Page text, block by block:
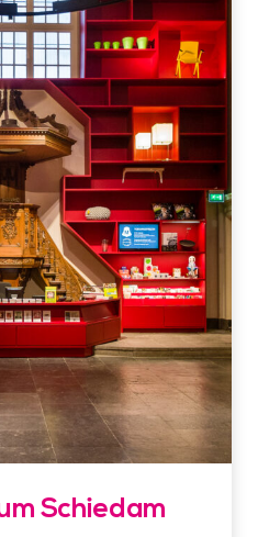
Schiedam